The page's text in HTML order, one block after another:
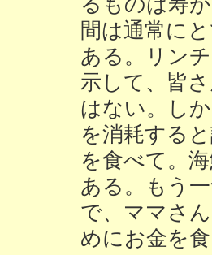
間は通常に
ある。リン
示して、皆
はない。し
を消耗する
を食べて。
ある。もう
で、ママさ
めにお金を